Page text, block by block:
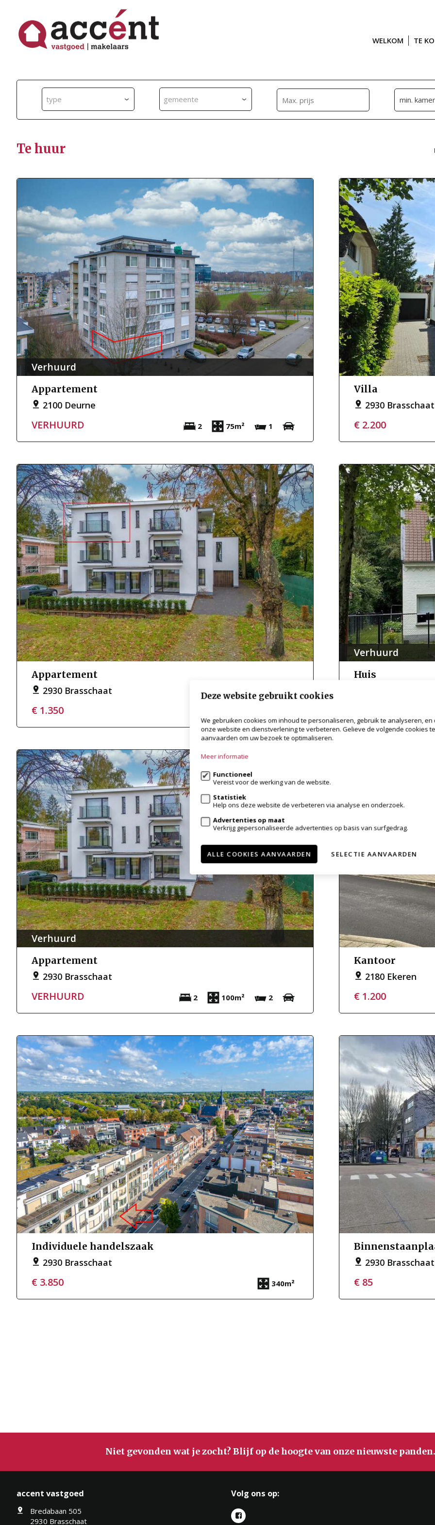
WELKOM TE
type gemeente
Te huur
Verhuurd
Appartement
2100 Deurne
VERHUURD 2 75m² 1
Villa
2930 Brasschaat
€ 2.200
Appartement
2930 Brasschaat
€ 1.350
Verhuurd
Huis
Verhuurd
Appartement
2930 Brasschaat
VERHUURD 2 100m² 2
Kantoor
2180 Ekeren
€ 1.200
Individuele handelszaak
2930 Brasschaat
€ 3.850 340m²
2930 Brasschaat
€ 85
Niet gevonden wat je zocht? Blijf op de hoogte van onze nieuwste
accent vastgoed
Bredabaan 505
2930 Brasschaat
Volg ons op:
Deze website gebruikt cookies
We gebruiken cookies om inhoud te personaliseren, gebruik te analyseren, en
onze website en dienstverlening te verbeteren. Gelieve de volgende cookies te
aanvaarden om uw bezoek te optimaliseren.
Meer informatie
Functioneel
Vereist voor de werking van de website.
Statistiek
Help ons deze website de verbeteren via analyse en onderzoek.
Advertenties op maat
Verkrijg gepersonaliseerde advertenties op basis van surfgedrag.
ALLE COOKIES AANVAARDEN SELECTIE AANVAARDEN